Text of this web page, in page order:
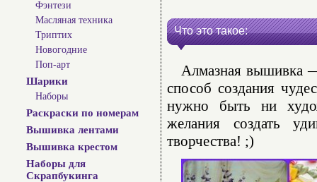
Фэнтези
Масляная техника
Триптих
Новогодние
Поп-арт
Шарики
Наборы
Раскраски по номерам
Вышивка лентами
Вышивка крестом
Наборы для
Скрапбукинга
Что это такое:
Алмазная вышивка —
способ создания
нужно быть ни
желания создать
творчества! ;)